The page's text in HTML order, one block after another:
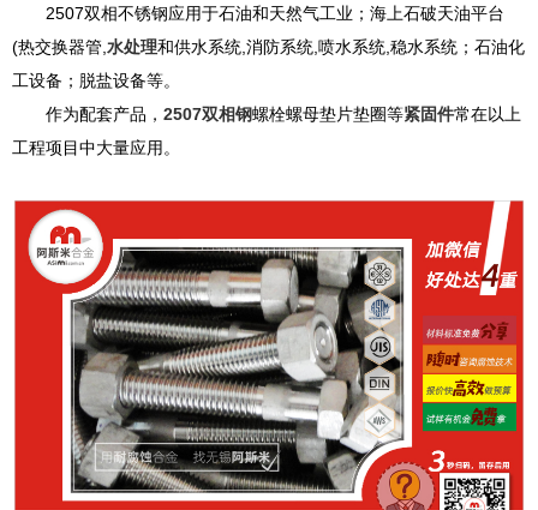
2507双相不锈钢应用于石油和天然气工业；海上石破天油平台
(热交换器管, 水处理和供水系统,消防系统,喷水系统,稳水系统；石油化
工设备；脱盐设备等。
作为配套产品， 2507双相钢螺栓螺母垫片垫圈等紧固件常在以上
工程项目中大量应用。